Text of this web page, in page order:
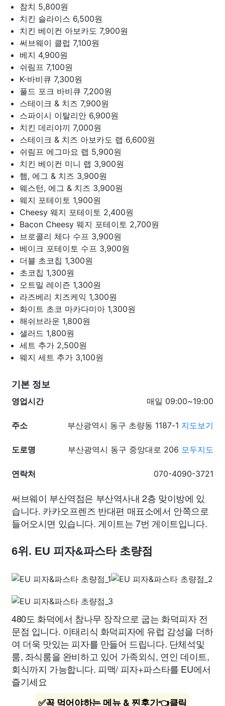
참치 5,800원
치킨 슬라이스 6,500원
치킨 베이컨 아보카도 7,900원
써브웨이 클럽 7,100원
베지 4,900원
쉬림프 7,100원
K-바비큐 7,300원
풀드 포크 바비큐 7,200원
스테이크 & 치즈 7,900원
스파이시 이탈리안 6,900원
치킨 데리야끼 7,000원
스테이크 & 치즈 아보카도 랩 6,600원
쉬림프 에그마요 랩 5,900원
치킨 베이컨 미니 랩 3,900원
햄, 에그 & 치즈 3,900원
웨스턴, 에그 & 치즈 3,900원
웨지 포테이토 1,900원
Cheesy 웨지 포테이토 2,400원
Bacon Cheesy 웨지 포테이토 2,700원
브로콜리 체다 수프 3,900원
베이크 포테이토 수프 3,900원
더블 초코칩 1,300원
초코칩 1,300원
오트밀 레이즌 1,300원
라즈베리 치즈케익 1,300원
화이트 초코 마카다미아 1,300원
해쉬브라운 1,800원
샐러드 1,800원
세트 추가 2,500원
웨지 세트 추가 3,100원
기본 정보
영업시간
매일 09:00~19:00
주소 부산광역시 동구 초량동 1187-1 지도보기
도로명 부산광역시 동구 중앙대로 206 모두지도
연락처 070-4090-3721
써브웨이 부산역점은 부산역사내 2층 맞이방에 있
습니다. 카카오프렌즈 반대편 매표소에서 안쪽으로
들어오시면 있습니다. 게이트는 7번 게이트입니다.
6위. EU 피자&파스타 초량점
480도 화덕에서 참나무 장작으로 굽는 화덕피자 전
문점 입니다. 이태리식 화덕피자에 유럽 감성을 더하
여 더욱 맛있는 피자를 만들어 드립니다. 단체석및
룸, 좌식룸을 완비하고 있어 가족외식, 연인 데이트,
회식까지 가능합니다. 피맥/ 피자+파스타를 EU에서
즐기세요
✅꼭 먹어야하는 메뉴 & 찐후기👈클릭